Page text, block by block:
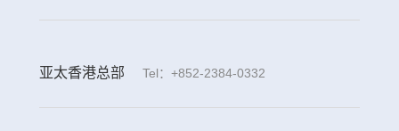
亚太香港总部 Tel：+852-2384-0332